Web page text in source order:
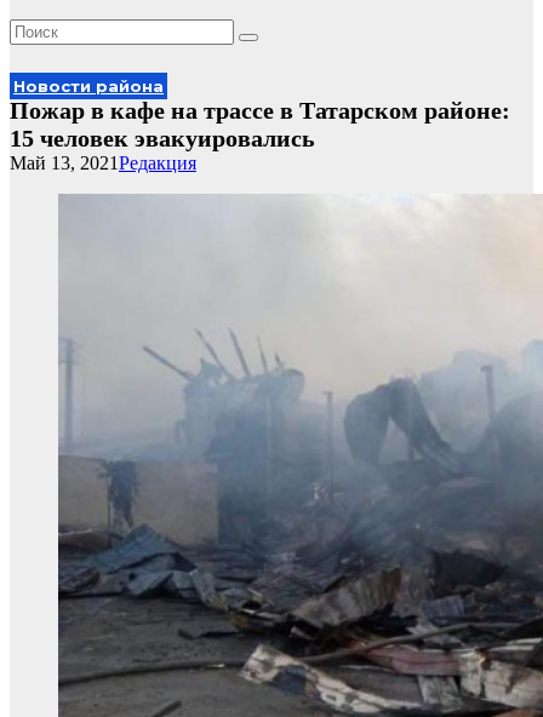
Новости района
Пожар в кафе на трассе в Татарском районе:
15 человек эвакуировались
Редакция
Май 13, 2021